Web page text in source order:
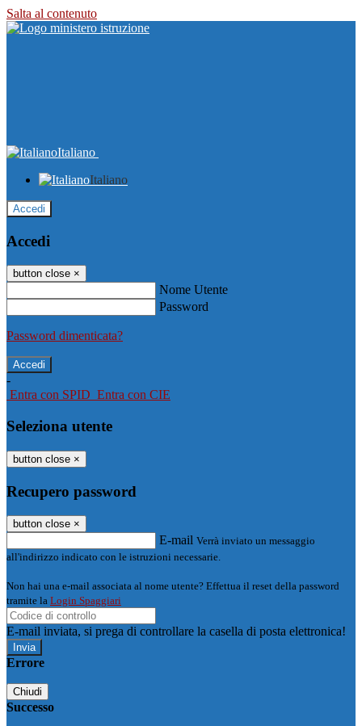
Salta al contenuto
Italiano
Italiano
Accedi
Accedi
button close ×
Nome Utente
Password
Password dimenticata?
-
Entra con SPID Entra con CIE
Seleziona utente
button close ×
Recupero password
button close ×
E-mail Verrà inviato un messaggio
all'indirizzo indicato con le istruzioni necessarie.
Non hai una e-mail associata al nome utente? Effettua il reset della password
tramite la Login Spaggiari
E-mail inviata, si prega di controllare la casella di posta elettronica!
Errore
Chiudi
Successo